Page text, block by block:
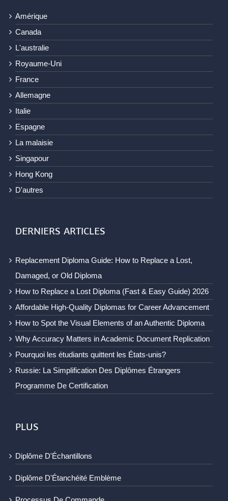
Amérique
Canada
L'australie
Royaume-Uni
France
Allemagne
Italie
Espagne
La malaisie
Singapour
Hong Kong
D'autres
DERNIERS ARTICLES
Replacement Diploma Guide: How to Replace a Lost,
Damaged, or Old Diploma
How to Replace a Lost Diploma (Fast & Easy Guide) 2026
Affordable High-Quality Diplomas for Career Advancement
How to Spot the Visual Elements of an Authentic Diploma
Why Accuracy Matters in Academic Document Replication
Pourquoi les étudiants quittent les États-unis?
Russie: La Simplification Des Diplômes Étrangers
Programme De Certification
PLUS
Diplôme D'Échantillons
Diplôme D'Étanchéité Emblème